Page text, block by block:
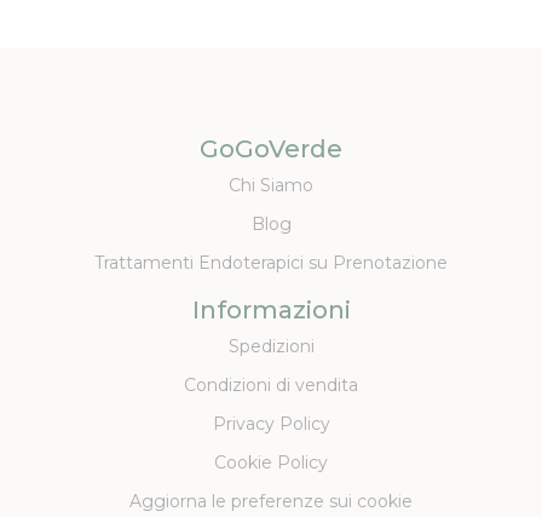
GoGoVerde
Chi Siamo
Blog
Trattamenti Endoterapici su Prenotazione
Informazioni
Spedizioni
Condizioni di vendita
Privacy Policy
Cookie Policy
Aggiorna le preferenze sui cookie